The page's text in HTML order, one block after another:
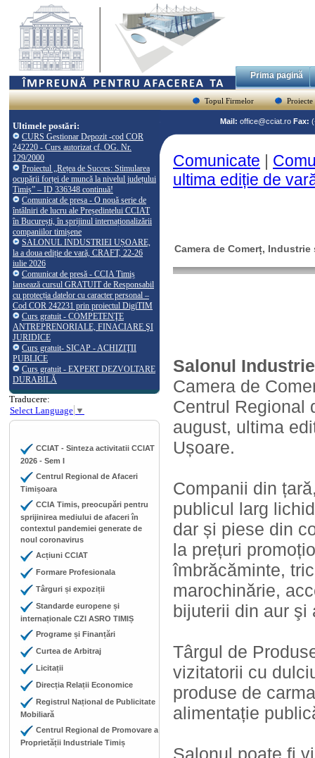
Prima pagină
Topul Firmelor Proiecte
Ultimele postări:
CURS Gestionar Depozit -cod COR
242220 - Curs autorizat cf. OG. Nr.
129/2000
Proiectul „Rețea de Succes: Stimularea
ocupării forței de muncă la nivelul județului
Timiș” – ID 336348 continuă!
Comunicat de presa - O nouă serie de
întâlniri de lucru ale Președintelui CCIAT
în București, în sprijinul internaționalizării
companiilor timișene
SALONUL INDUSTRIEI UȘOARE,
la a doua ediție de vară, CRAFT, 22-26
iulie 2026
Comunicat de presă - CCIA Timiș
lansează cursul GRATUIT de Responsabil
cu protecția datelor cu caracter personal –
Cod COR 242231 prin proiectul DigiTIM
Curs gratuit - COMPETENŢE
ANTREPRENORIALE, FINACIARE ŞI
JURIDICE
Curs gratuit- SICAP - ACHIZIŢII
PUBLICE
Curs gratuit - EXPERT DEZVOLTARE
DURABILĂ
Traducere:
Select Language ▼
CCIAT - Sinteza activitatii CCIAT
2026 - Sem I
Centrul Regional de Afaceri
Timișoara
CCIA Timis, preocupări pentru
sprijinirea mediului de afaceri în
contextul pandemiei generate de
noul coronavirus
Acțiuni CCIAT
Formare Profesionala
Târguri și expoziții
Standarde europene și
internaționale CZI ASRO TIMIȘ
Programe și Finanțări
Curtea de Arbitraj
Licitații
Direcția Relații Economice
Registrul Național de Publicitate
Mobiliară
Centrul Regional de Promovare a
Proprietății Industriale Timiș
Mail: office@cciat.ro Fax:
Comunicate |
ultima ediție de
Camera de Comerț,
Salonul
Camera de
Centrul Regional
august, ultima
Ușoare.
Companii din
publicul larg
dar și piese din
la prețuri
îmbrăcăminte,
marochinărie,
bijuterii din aur şi
Târgul de
vizitatorii cu
produse de
alimentație
Salonul poate fi